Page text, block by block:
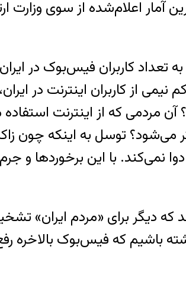
از 2 سال پیش تاکنون تنها 10درصد به
نیمی از کاربران اینترنت در
آن مردمی که از اینترنت
می‌شود؟ توسل به اینکه چون
دوا نمی‌کند. با این
دیگر برای «مردم ایران»
باشیم که فیس‌بوک بالاخره